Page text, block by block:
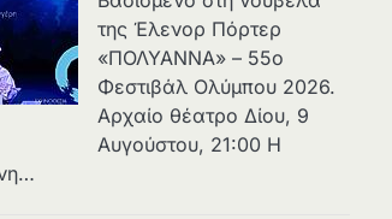
της Έλενορ Πόρτερ
«ΠΟΛΥΑΝΝΑ» – 55ο
Φεστιβάλ Ολύμπου 2026.
Αρχαίο θέατρο Δίου, 9
Αυγούστου, 21:00 Η